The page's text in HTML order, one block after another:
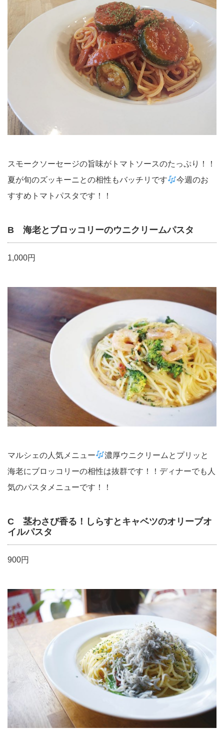
スモークソーセージの旨味がトマトソースのたっぷり！！
夏が旬のズッキーニとの相性もバッチリです
今週のお
すすめトマトパスタです！！
B 海老とブロッコリーのウニクリームパスタ
1,000円
マルシェの人気メニュー
濃厚ウニクリームとプリッと
海老にブロッコリーの相性は抜群です！！ディナーでも人
気のパスタメニューです！！
C 茎わさび香る！しらすとキャベツのオリーブオ
イルパスタ
900円